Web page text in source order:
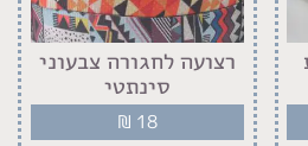
רצועה לחגורה צבעוני
סינתטי
₪ 18